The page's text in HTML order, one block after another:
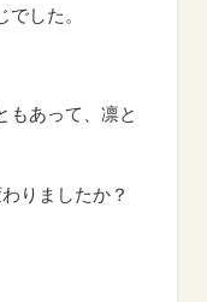
した。
もあって、凛と
りましたか？